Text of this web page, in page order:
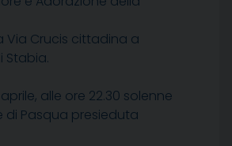
Via Crucis cittadina a
Stabia.
alle ore 22.30 solenne
di Pasqua presieduta